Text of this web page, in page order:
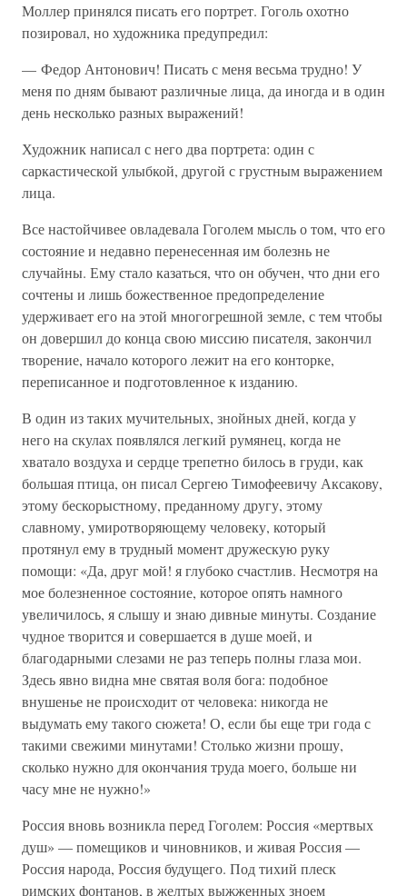
Моллер принялся писать его портрет. Гоголь охотно
позировал, но художника предупредил:
— Федор Антонович! Писать с меня весьма трудно! У
меня по дням бывают различные лица, да иногда и в один
день несколько разных выражений!
Художник написал с него два портрета: один с
саркастической улыбкой, другой с грустным выражением
лица.
Все настойчивее овладевала Гоголем мысль о том, что его
состояние и недавно перенесенная им болезнь не
случайны. Ему стало казаться, что он обучен, что дни его
сочтены и лишь божественное предопределение
удерживает его на этой многогрешной земле, с тем чтобы
он довершил до конца свою миссию писателя, закончил
творение, начало которого лежит на его конторке,
переписанное и подготовленное к изданию.
В один из таких мучительных, знойных дней, когда у
него на скулах появлялся легкий румянец, когда не
хватало воздуха и сердце трепетно билось в груди, как
большая птица, он писал Сергею Тимофеевичу Аксакову,
этому бескорыстному, преданному другу, этому
славному, умиротворяющему человеку, который
протянул ему в трудный момент дружескую руку
помощи: «Да, друг мой! я глубоко счастлив. Несмотря на
мое болезненное состояние, которое опять намного
увеличилось, я слышу и знаю дивные минуты. Создание
чудное творится и совершается в душе моей, и
благодарными слезами не раз теперь полны глаза мои.
Здесь явно видна мне святая воля бога: подобное
внушенье не происходит от человека: никогда не
выдумать ему такого сюжета! О, если бы еще три года с
такими свежими минутами! Столько жизни прошу,
сколько нужно для окончания труда моего, больше ни
часу мне не нужно!»
Россия вновь возникла перед Гоголем: Россия «мертвых
душ» — помещиков и чиновников, и живая Россия —
Россия народа, Россия будущего. Под тихий плеск
римских фонтанов, в желтых выжженных зноем